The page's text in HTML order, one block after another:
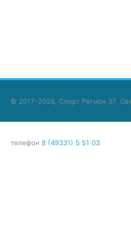
© 2017-2026, Спорт Регион 37.
телефон 8 (49331) 5 51 03